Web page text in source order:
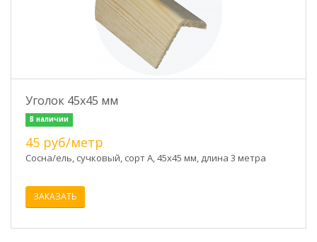
Уголок 45х45 мм
В наличии
45 руб/метр
Сосна/ель, сучковый, сорт А, 45х45 мм, длина 3 метра
ЗАКАЗАТЬ